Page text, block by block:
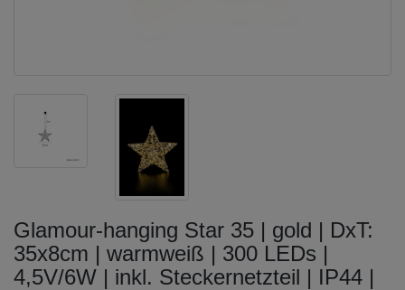
Glamour-hanging Star 35 | gold | DxT:
35x8cm | warmweiß | 300 LEDs |
4,5V/6W | inkl. Steckernetzteil | IP44 |